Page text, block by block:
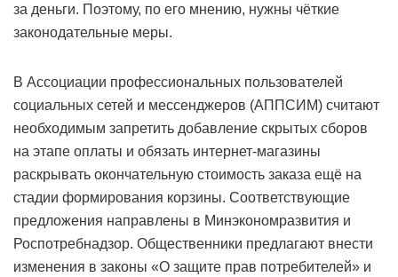
за деньги. Поэтому, по его мнению, нужны чёткие
законодательные меры.
В Ассоциации профессиональных пользователей
социальных сетей и мессенджеров (АППСИМ) считают
необходимым запретить добавление скрытых сборов
на этапе оплаты и обязать интернет-магазины
раскрывать окончательную стоимость заказа ещё на
стадии формирования корзины. Соответствующие
предложения направлены в Минэкономразвития и
Роспотребнадзор. Общественники предлагают внести
изменения в законы «О защите прав потребителей» и